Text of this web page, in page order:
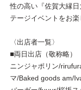
性の高い『佐賀大縁
テージイベントをお楽
〈出店者一覧〉
■両日出店（敬称略）
ニンジャポリン/
マ/Baked goods am/